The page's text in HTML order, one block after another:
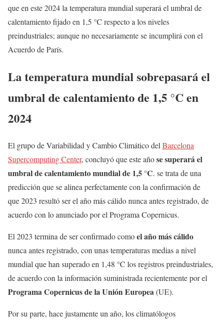
que en este 2024 la temperatura mundial superará el umbral de
calentamiento fijado en 1,5 °C respecto a los niveles
preindustriales; aunque no necesariamente se incumplirá con el
Acuerdo de París.
La temperatura mundial sobrepasará el
umbral de calentamiento de 1,5 °C en
2024
El grupo de Variabilidad y Cambio Climático del Barcelona
Supercomputing Center, concluyó que este añose superará el
umbral de calentamiento mundial de 1,5 °C. se trata de una
predicción que se alinea perfectamente con la confirmación de
que 2023 resultó ser el año más cálido nunca antes registrado, de
acuerdo con lo anunciado por el Programa Copernicus.
El 2023 termina de ser confirmado comoel año más cálido
nunca antes registrado, con unas temperaturas medias a nivel
mundial que han superado en 1,48 °C los registros preindustriales,
de acuerdo con la información suministrada recientemente por el
Programa Copernicus de la Unión Europea(UE).
Por su parte, hace justamente un año, los climatólogos